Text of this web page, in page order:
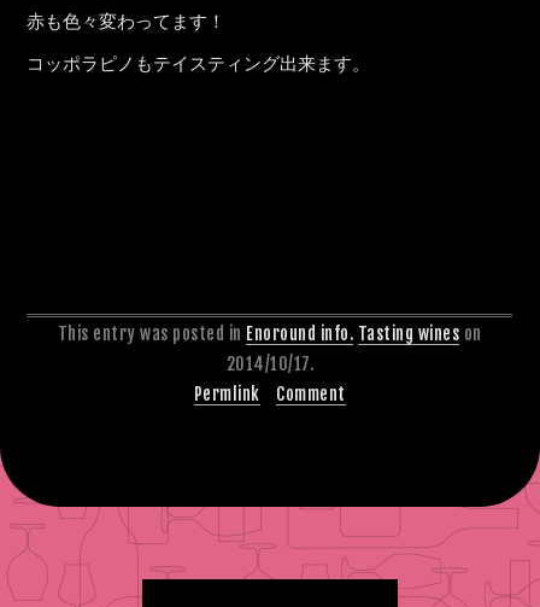
赤も色々変わってます！
コッポラピノもテイスティング出来ます。
This entry was posted in Enoround info. Tasting wines on
2014/10/17.
Permlink
Comment